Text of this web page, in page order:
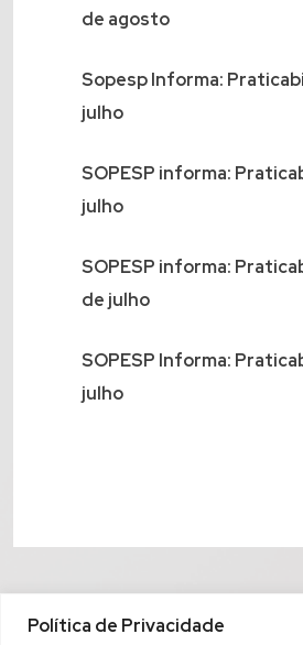
Política de Privacidade
de agosto
Sopesp Informa:
julho
SOPESP informa:
julho
SOPESP informa:
de julho
SOPESP Informa:
julho